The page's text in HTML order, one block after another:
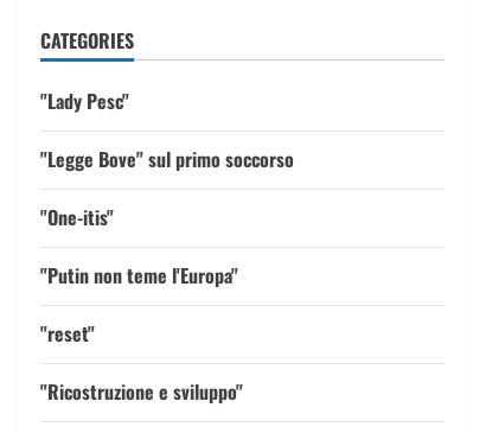
CATEGORIES
"Lady Pesc"
"Legge Bove" sul primo soccorso
"One-itis"
"Putin non teme l'Europa"
"reset"
"Ricostruzione e sviluppo"